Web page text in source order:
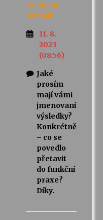
Anonym
napsal:
11. 8.
2023
(08:56)
Jaké
prosím
mají vámi
jmenovaní
výsledky?
Konkrétně
– co se
povedlo
přetavit
do funkční
praxe?
Díky.